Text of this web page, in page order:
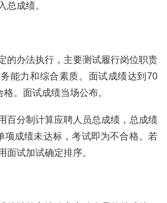
总成绩。
的办法执行，主要测试履行岗位职责
能力和综合素质。面试成绩达到70
。面试成绩当场公布。
百分制计算应聘人员总成绩，总成绩
项成绩未达标，考试即为不合格。若
面试加试确定排序。